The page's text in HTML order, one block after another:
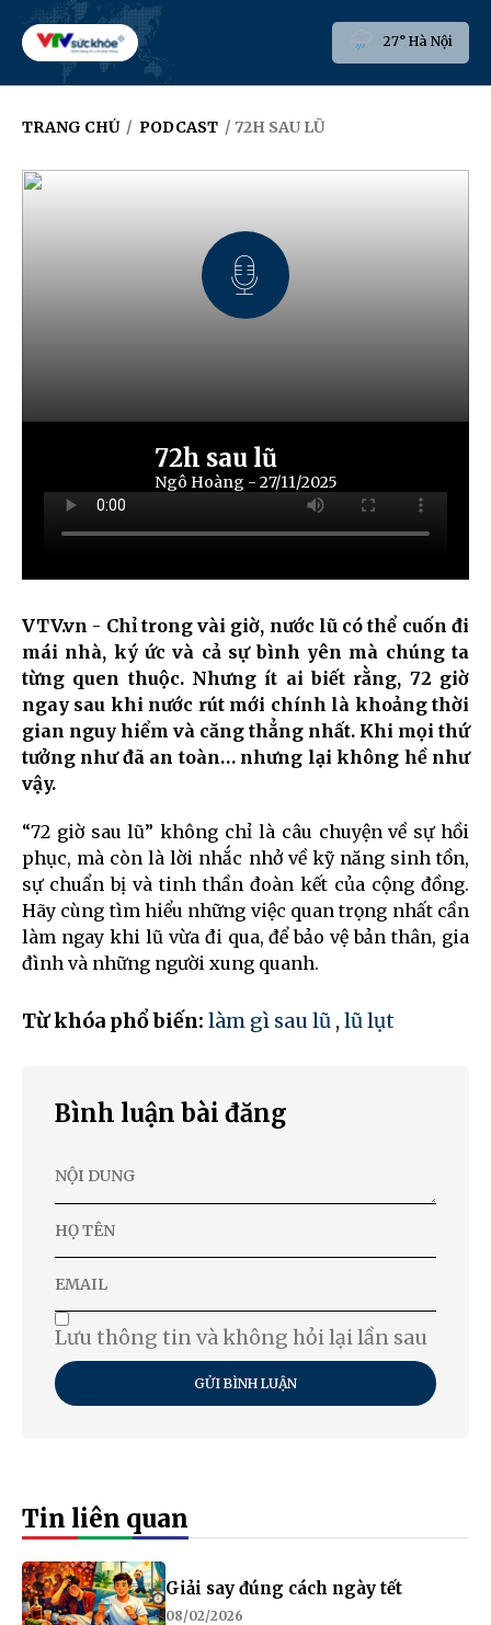
27° Hà Nội
TRANG CHỦ / PODCAST / 72H SAU LŨ
72h sau lũ
Ngô Hoàng - 27/11/2025
VTV.vn - Chỉ trong vài giờ, nước lũ có thể cuốn đi
mái nhà, ký ức và cả sự bình yên mà chúng ta
từng quen thuộc. Nhưng ít ai biết rằng, 72 giờ
ngay sau khi nước rút mới chính là khoảng thời
gian nguy hiểm và căng thẳng nhất. Khi mọi thứ
tưởng như đã an toàn… nhưng lại không hề như
vậy.
“72 giờ sau lũ” không chỉ là câu chuyện về sự hồi
phục, mà còn là lời nhắc nhở về kỹ năng sinh tồn,
sự chuẩn bị và tinh thần đoàn kết của cộng đồng.
Hãy cùng tìm hiểu những việc quan trọng nhất cần
làm ngay khi lũ vừa đi qua, để bảo vệ bản thân, gia
đình và những người xung quanh.
Từ khóa phổ biến: làm gì sau lũ , lũ lụt
Bình luận bài đăng
Lưu thông tin và không hỏi lại lần sau
GỬI BÌNH LUẬN
Tin liên quan
Giải say đúng cách ngày tết
08/02/2026